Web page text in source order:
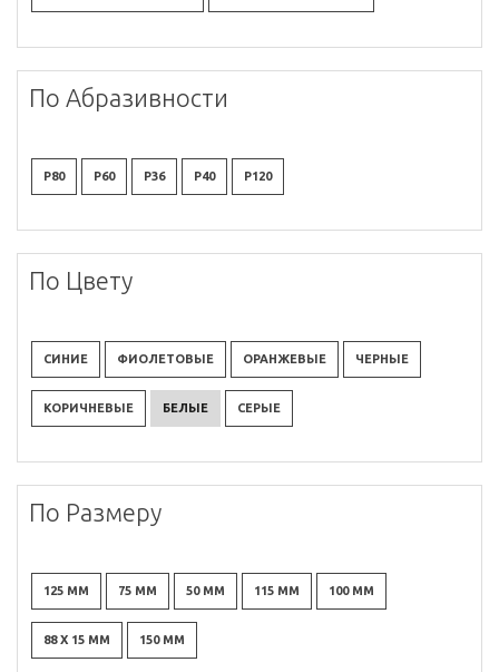
По Абразивности
P80 P60 P36 P40 P120
По Цвету
СИНИЕ ФИОЛЕТОВЫЕ ОРАНЖЕВЫЕ ЧЕРНЫЕ
КОРИЧНЕВЫЕ БЕЛЫЕ СЕРЫЕ
По Размеру
125 ММ 75 ММ 50 ММ 115 ММ 100 ММ
88 X 15 ММ 150 ММ